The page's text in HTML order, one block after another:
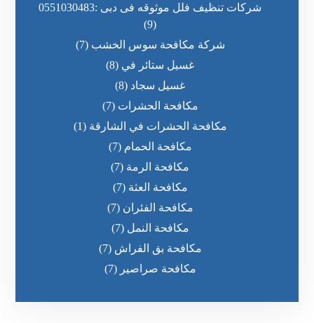
شركات تنظيف فلل موثوقه فى دبى :0551030483
(9)
شركة مكافحة سوس الخشب (7)
غسيل ستائر في (8)
غسيل سجاد (8)
مكافحة الحشرات (7)
مكافحة الحشرات في الشارقة (1)
مكافحة الحمام (7)
مكافحة الرمة (7)
مكافحة العثة (7)
مكافحة الفئران (7)
مكافحة النمل (7)
مكافحة بق الفراش (7)
مكافحة صراصير (7)